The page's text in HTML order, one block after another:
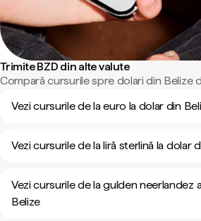
Trimite BZD din alte valute
Compară cursurile spre dolari din Belize
Vezi cursurile de la euro la dolar din
Vezi cursurile de la liră sterlină la dolar
Vezi cursurile de la gulden neerlandez
Belize